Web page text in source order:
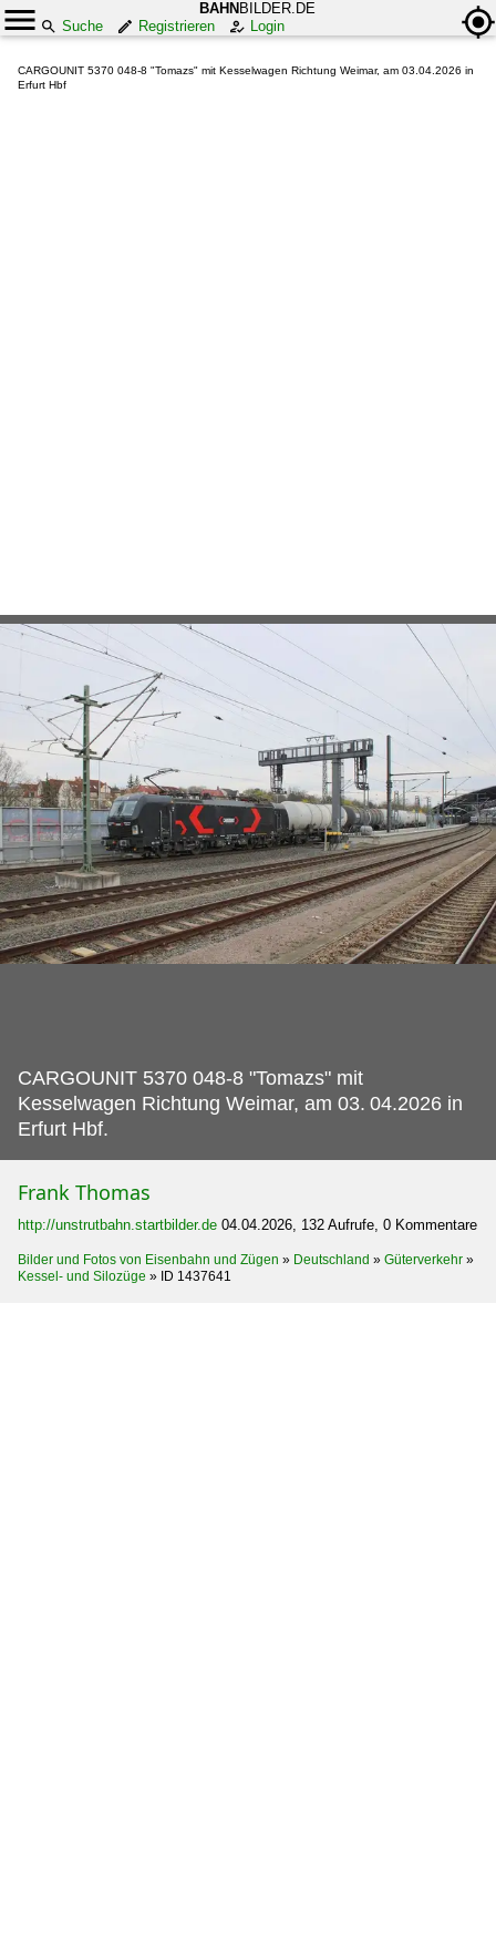
BAHN BILDER.DE
Suche
Registrieren Login
CARGOUNIT 5370 048-8 "Tomazs" mit Kesselwagen Richtung Weimar, am 03.04.2026 in
Erfurt Hbf
CARGOUNIT 5370 048-8 "Tomazs" mit
Kesselwagen Richtung Weimar, am 03. 04.2026 in
Erfurt Hbf.
Frank Thomas
http://unstrutbahn.startbilder.de 04.04.2026, 132 Aufrufe, 0 Kommentare
Bilder und Fotos von Eisenbahn und Zügen » Deutschland » Güterverkehr »
Kessel- und Silozüge » ID 1437641